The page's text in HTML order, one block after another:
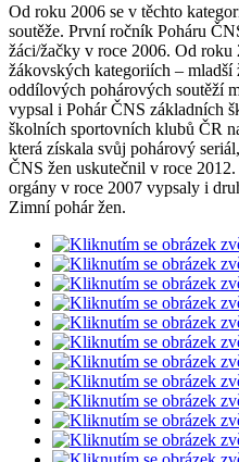
Od roku 2006 se v těchto
soutěže. První ročník Poháru
žáci/žačky v roce 2006. Od roku
žákovských kategoriích – mladší
oddílových pohárových soutěží
vypsal i Pohár ČNS základních
školních sportovních klubů ČR
která získala svůj pohárový
ČNS žen uskutečnil v roce
orgány v roce 2007 vypsaly i
Zimní pohár žen.